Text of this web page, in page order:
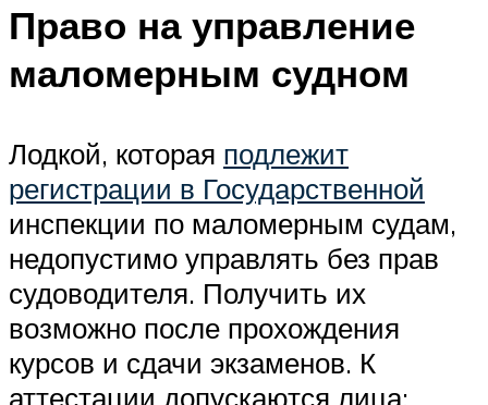
Право на управление
маломерным судном
Лодкой, которая подлежит
регистрации в Государственной
инспекции по маломерным судам,
недопустимо управлять без прав
судоводителя. Получить их
возможно после прохождения
курсов и сдачи экзаменов. К
аттестации допускаются лица: